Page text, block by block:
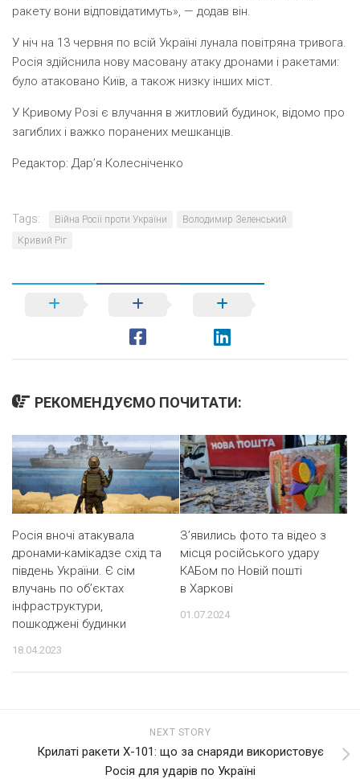
ракету вони відповідатимуть», — додав він.
У ніч на 13 червня по всій Україні лунала повітряна тривога.
Росія здійснила нову масовану атаку дронами і ракетами:
було атаковано Київ, а також низку інших міст.
У Кривому Розі є влучання в житловий будинок, відомо про
загиблих і важко поранених мешканців.
Редактор: Дар’я Колесніченко
Tags: Війна Росії проти України
Володимир Зеленський
Кривий Ріг
РЕКОМЕНДУЄМО ПОЧИТАТИ:
Росія вночі атакувала
дронами-камікадзе схід та
південь України. Є сім
влучань по об’єктах
інфраструктури,
пошкоджені будинки
18.04.2023
З’явились фото та відео з
місця російського удару
КАБом по Новій пошті
в Харкові
01.07.2024
NEXT STORY
Крилаті ракети Х-101: що за снаряди використовує
Росія для ударів по Україні